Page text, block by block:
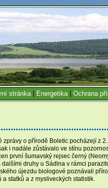
stránka| Energetika| Ochrana
zprávy o přírodě Boletic pocházejí z
i nadále zůstávalo ve stínu
první šumavský rejsec černý
druhy u Sádlna v rámci
újezdu biologové poznávali
a statků a z mysliveckých statistik.